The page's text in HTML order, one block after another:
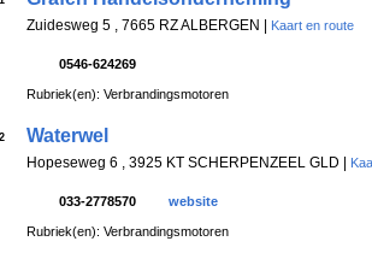
Zuidesweg 5 , 7665 RZ ALBERGEN | Kaart en route
0546-624269
Rubriek(en): Verbrandingsmotoren
2 Waterwel
Hopeseweg 6 , 3925 KT SCHERPENZEEL GLD |
033-2778570 website
Rubriek(en): Verbrandingsmotoren